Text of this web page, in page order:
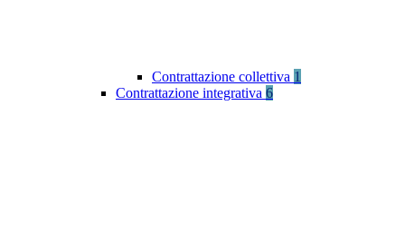
Contrattazione collettiva 1
Contrattazione integrativa 6